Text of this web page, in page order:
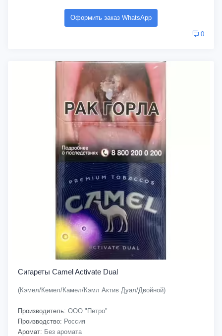
Оформить заказ WhatsApp
0
Сигареты Camel Activate Dual
(Кэмел/Кемел/Камел/Кэмл Актив Дуал/Двойной)
Производитель: ООО "Петро"
Производство: Россия
Аромат: Без аромата